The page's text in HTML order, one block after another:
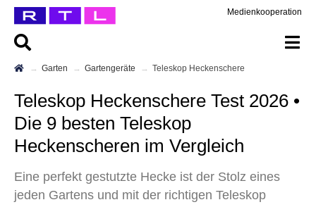
Medienkooperation
Garten Gartengeräte Teleskop Heckenschere
Teleskop Heckenschere Test 2026 •
Die 9 besten Teleskop
Heckenscheren im Vergleich
Eine perfekt gestutzte Hecke ist der Stolz eines
jeden Gartens und mit der richtigen Teleskop